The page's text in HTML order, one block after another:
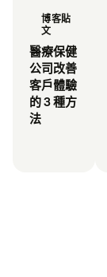
博客貼
文
醫療保健
公司改善
客戶體驗
的 3 種方
法